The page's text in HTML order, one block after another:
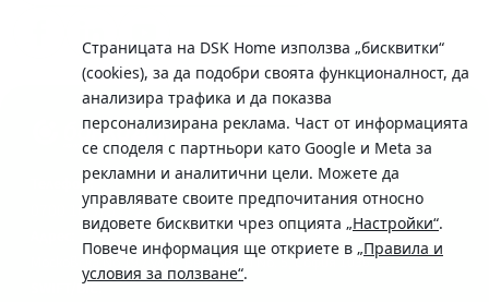
Страницата на DSK Home използва „бисквитки“
(cookies), за да подобри своята функционалност, да
анализира трафика и да показва
персонализирана реклама. Част от информацията
се споделя с партньори като Google и Meta за
рекламни и аналитични цели. Можете да
управлявате своите предпочитания относно
видовете бисквитки чрез опцията „Настройки“.
Повече информация ще откриете в „Правила и
условия за ползване“.
Телефон:
0700 10 375 / *2375
Московска No.19 / ул. Г. Бенковски No. 5, София 1036
SWIFT/BIC: